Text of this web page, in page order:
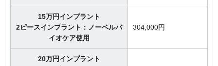
15万円インプラント
2ピースインプラント：ノーベルバ
イオケア使用
304,000円
20万円インプラント